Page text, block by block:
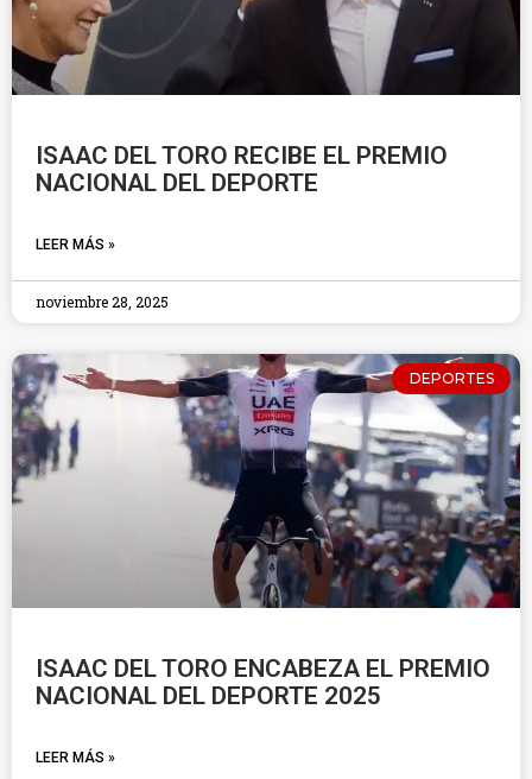
ISAAC DEL TORO RECIBE EL PREMIO
NACIONAL DEL DEPORTE
LEER MÁS »
noviembre 28, 2025
DEPORTES
ISAAC DEL TORO ENCABEZA EL PREMIO
NACIONAL DEL DEPORTE 2025
LEER MÁS »